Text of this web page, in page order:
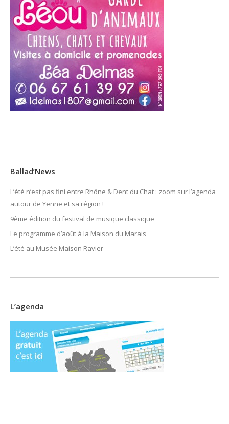
Ballad’News
L’été n’est pas fini entre Rhône & Dent du Chat : zoom sur l’agenda
autour de Yenne et sa région !
9ème édition du festival de musique classique
Le programme d’août à la Maison du Marais
L’été au Musée Maison Ravier
L’agenda